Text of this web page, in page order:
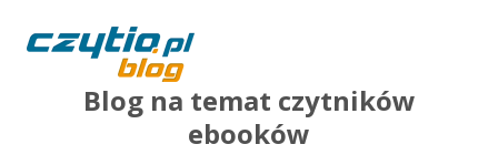
Blog na temat czytników
ebooków